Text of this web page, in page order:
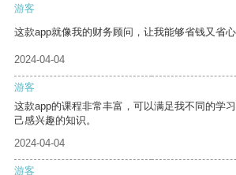
游客
这款app就像我的财务顾问，让我能够省钱又省心
2024-04-04
游客
这款app的课程非常丰富，可以满足我不同的学
己感兴趣的知识。
2024-04-04
游客